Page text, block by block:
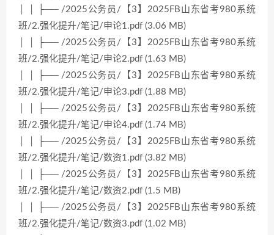
│ │ ├── /2025公务员/【3】2025FB山东省考980系统
班/2.强化提升/笔记/申论1.pdf (3.06 MB)
│ │ ├── /2025公务员/【3】2025FB山东省考980系统
班/2.强化提升/笔记/申论2.pdf (1.63 MB)
│ │ ├── /2025公务员/【3】2025FB山东省考980系统
班/2.强化提升/笔记/申论3.pdf (1.88 MB)
│ │ ├── /2025公务员/【3】2025FB山东省考980系统
班/2.强化提升/笔记/申论4.pdf (1.74 MB)
│ │ ├── /2025公务员/【3】2025FB山东省考980系统
班/2.强化提升/笔记/数资1.pdf (3.82 MB)
│ │ ├── /2025公务员/【3】2025FB山东省考980系统
班/2.强化提升/笔记/数资2.pdf (1.5 MB)
│ │ ├── /2025公务员/【3】2025FB山东省考980系统
班/2.强化提升/笔记/数资3.pdf (1.02 MB)